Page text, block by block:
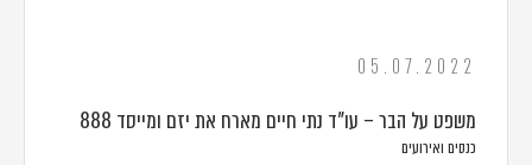
05.07.2022
משפט על הבר – עו"ד נתי חיים מארח את יזם ומייסד 888
כנסים ואירועים